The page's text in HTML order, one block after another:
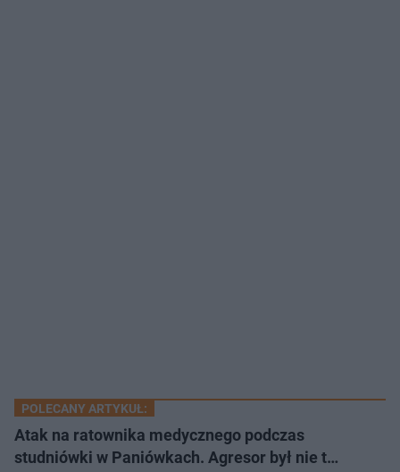
POLECANY ARTYKUŁ:
Atak na ratownika medycznego podczas
studniówki w Paniówkach. Agresor był nie t…